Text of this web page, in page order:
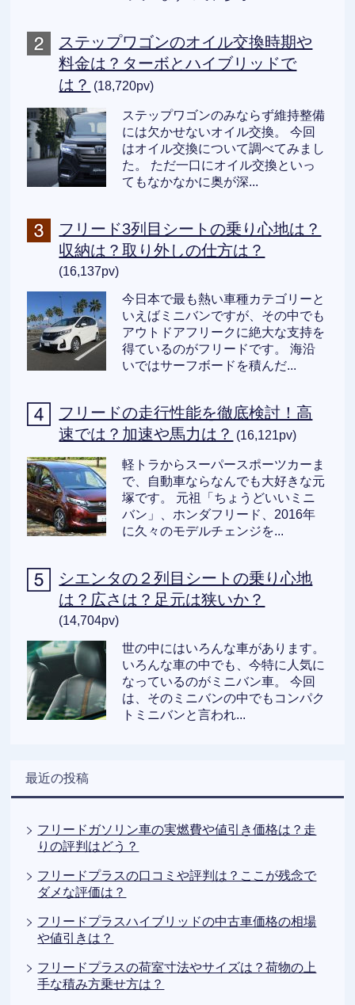
ステップワゴンのオイル交換時期や
料金は？ターボとハイブリッドで
は？ (18,720pv)
ステップワゴンのみならず維持整備
には欠かせないオイル交換。 今回
はオイル交換について調べてみまし
た。 ただ一口にオイル交換といっ
てもなかなかに奥が深...
フリード3列目シートの乗り心地は？
収納は？取り外しの仕方は？
(16,137pv)
今日本で最も熱い車種カテゴリーと
いえばミニバンですが、その中でも
アウトドアフリークに絶大な支持を
得ているのがフリードです。 海沿
いではサーフボードを積んだ...
フリードの走行性能を徹底検討！高
速では？加速や馬力は？ (16,121pv)
軽トラからスーパースポーツカーま
で、自動車ならなんでも大好きな元
塚です。 元祖「ちょうどいいミニ
バン」、ホンダフリード、2016年
に久々のモデルチェンジを...
シエンタの２列目シートの乗り心地
は？広さは？足元は狭いか？
(14,704pv)
世の中にはいろんな車があります。
いろんな車の中でも、今特に人気に
なっているのがミニバン車。 今回
は、そのミニバンの中でもコンパク
トミニバンと言われ...
最近の投稿
フリードガソリン車の実燃費や値引き価格は？走
りの評判はどう？
フリードプラスの口コミや評判は？ここが残念で
ダメな評価は？
フリードプラスハイブリッドの中古車価格の相場
や値引きは？
フリードプラスの荷室寸法やサイズは？荷物の上
手な積み方乗せ方は？